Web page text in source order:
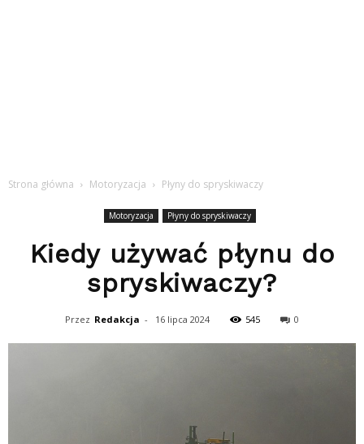
Strona główna Motoryzacja Płyny do spryskiwaczy
Motoryzacja Płyny do spryskiwaczy
Kiedy używać płynu do
spryskiwaczy?
Przez Redakcja - 16 lipca 2024 545 0